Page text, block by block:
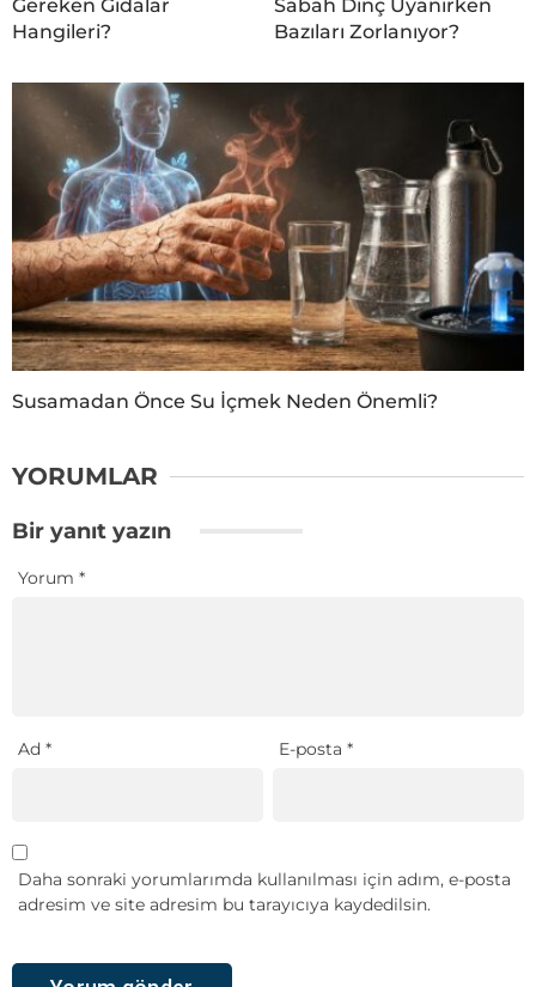
Gereken Gıdalar
Hangileri?
Sabah Dinç Uyanırken
Bazıları Zorlanıyor?
Susamadan Önce Su İçmek Neden Önemli?
YORUMLAR
Bir yanıt yazın
Yorum *
Ad * E-posta*
Daha sonraki yorumlarımda kullanılması için adım, e-posta
adresim ve site adresim bu tarayıcıya kaydedilsin.